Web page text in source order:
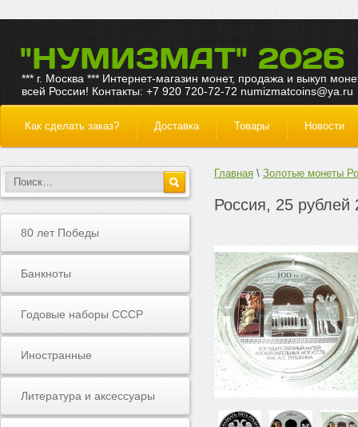
"НУМИЗМАТ" 2026
*** г. Москва *** Интернет-магазин монет, продажа и выкуп
всей России! Контакты: +7 920 720-72-72 numizmatcoins@ya.ru
Как сделать заказ? Доставка Товары Новости
80 лет Победы
Банкноты
Годовые наборы СССР
Иностранные
Литература и аксессуары
Главная Золотые монеты
Россия, 25